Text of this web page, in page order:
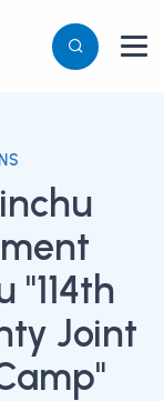
"114th
Joint